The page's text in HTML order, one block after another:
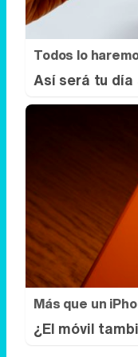
Todos lo
Así será tu
Más que un
¿El móvil